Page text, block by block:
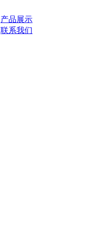
产品展示
联系我们